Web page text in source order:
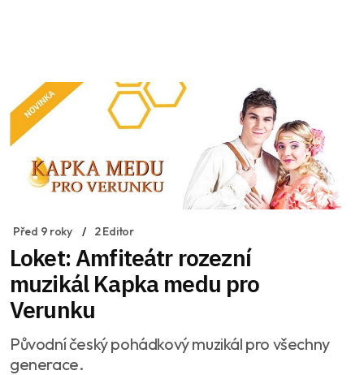
Před 9 roky 2 Editor
Loket: Amfiteátr rozezní
muzikál Kapka medu pro
Verunku
Původní český pohádkový muzikál pro všechny
generace.